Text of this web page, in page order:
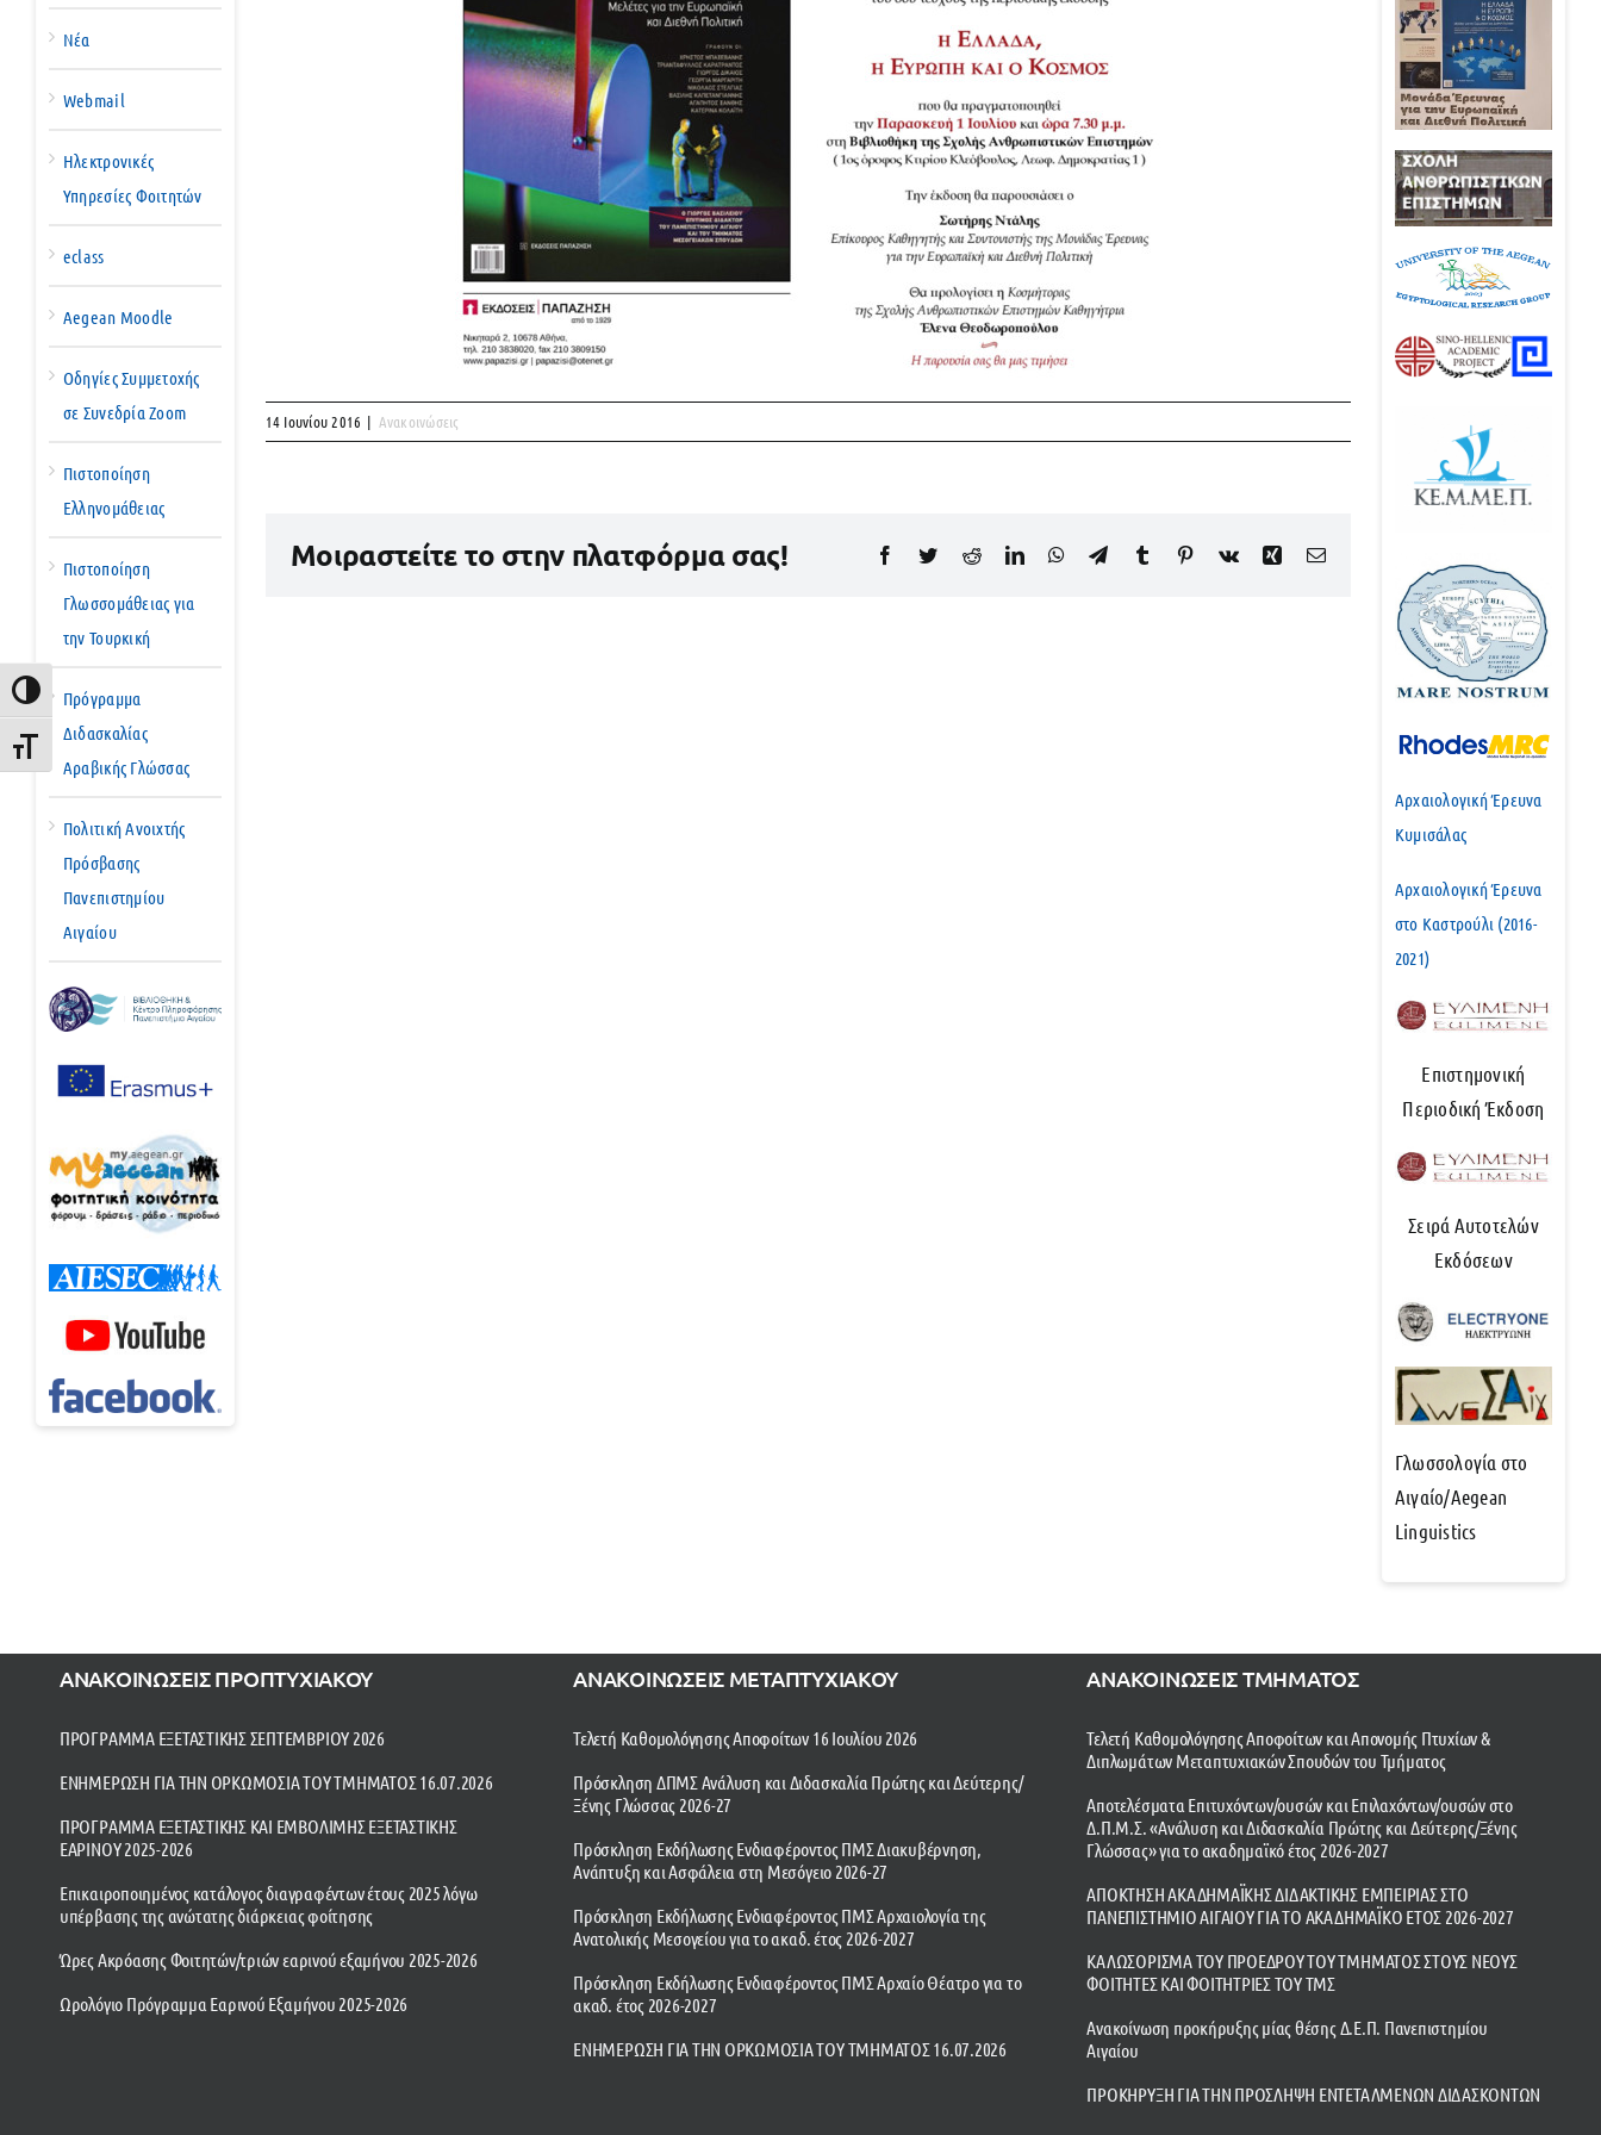
Εναλλαγή Υψηλής Αντίθεσης
Εναλλαγή Μεγέθους Γραμμάτων
14 Ιουνίου 2016 | Ανακοινώσεις
Μοιραστείτε το στην πλατφόρμα σας! Facebook
TwitterRedditLinkedInWhatsApp
TelegramTumblr Pinterest
Vk Xing Email
Νέα
Webmail
Ηλεκτρονικές
Υπηρεσίες Φοιτητών
eclass
Aegean Moodle
Οδηγίες Συμμετοχής
σε Συνεδρία Zoom
Πιστοποίηση
Ελληνομάθειας
Πιστοποίηση
Γλωσσομάθειας για
την Τουρκική
Πρόγραμμα
Διδασκαλίας
Αραβικής Γλώσσας
Πολιτική Ανοιχτής
Πρόσβασης
Πανεπιστημίου
Αιγαίου
Αρχαιολογική Έρευνα
Κυμισάλας
Αρχαιολογική Έρευνα
στο Καστρούλι (2016-
2021)
Επιστημονική
Περιοδική Έκδοση
Σειρά Αυτοτελών
Εκδόσεων
Γλωσσολογία στο
Αιγαίο/Aegean
Linguistics
ΑΝΑΚΟΙΝΩΣΕΙΣ ΠΡΟΠΤΥΧΙΑΚΟΥ
ΠΡΟΓΡΑΜΜΑ ΕΞΕΤΑΣΤΙΚΗΣ ΣΕΠΤΕΜΒΡΙΟΥ 2026
ΕΝΗΜΕΡΩΣΗ ΓΙΑ ΤΗΝ ΟΡΚΩΜΟΣΙΑ ΤΟΥ ΤΜΗΜΑΤΟΣ 16.07.2026
ΠΡΟΓΡΑΜΜΑ ΕΞΕΤΑΣΤΙΚΗΣ ΚΑΙ ΕΜΒΟΛΙΜΗΣ ΕΞΕΤΑΣΤΙΚΗΣ
ΕΑΡΙΝΟΥ 2025-2026
Επικαιροποιημένος κατάλογος διαγραφέντων έτους 2025 λόγω
υπέρβασης της ανώτατης διάρκειας φοίτησης
Ώρες Ακρόασης Φοιτητών/τριών εαρινού εξαμήνου 2025-2026
Ωρολόγιο Πρόγραμμα Εαρινού Εξαμήνου 2025-2026
ΑΝΑΚΟΙΝΩΣΕΙΣ ΜΕΤΑΠΤΥΧΙΑΚΟΥ
Τελετή Καθομολόγησης Αποφοίτων 16 Ιουλίου 2026
Πρόσκληση ΔΠΜΣ Ανάλυση και Διδασκαλία Πρώτης και Δεύτερης/
Ξένης Γλώσσας 2026-27
Πρόσκληση Εκδήλωσης Ενδιαφέροντος ΠΜΣ Διακυβέρνηση,
Ανάπτυξη και Ασφάλεια στη Μεσόγειο 2026-27
Πρόσκληση Εκδήλωσης Ενδιαφέροντος ΠΜΣ Αρχαιολογία της
Ανατολικής Μεσογείου για το ακαδ. έτος 2026-2027
Πρόσκληση Εκδήλωσης Ενδιαφέροντος ΠΜΣ Αρχαίο Θέατρο για το
ακαδ. έτος 2026-2027
ΕΝΗΜΕΡΩΣΗ ΓΙΑ ΤΗΝ ΟΡΚΩΜΟΣΙΑ ΤΟΥ ΤΜΗΜΑΤΟΣ 16.07.2026
ΑΝΑΚΟΙΝΩΣΕΙΣ ΤΜΗΜΑΤΟΣ
Τελετή Καθομολόγησης Αποφοίτων και Απονομής Πτυχίων &
Διπλωμάτων Μεταπτυχιακών Σπουδών του Τμήματος
Αποτελέσματα Επιτυχόντων/ουσών και Επιλαχόντων/ουσών στο
Δ.Π.Μ.Σ. «Ανάλυση και Διδασκαλία Πρώτης και Δεύτερης/Ξένης
Γλώσσας» για το ακαδημαϊκό έτος 2026-2027
ΑΠΟΚΤΗΣΗ ΑΚΑΔΗΜΑΪΚΗΣ ΔΙΔΑΚΤΙΚΗΣ ΕΜΠΕΙΡΙΑΣ ΣΤΟ
ΠΑΝΕΠΙΣΤΗΜΙΟ ΑΙΓΑΙΟΥ ΓΙΑ ΤΟ ΑΚΑΔΗΜΑΪΚΟ ΕΤΟΣ 2026-2027
ΚΑΛΩΣΟΡΙΣΜΑ ΤΟΥ ΠΡΟΕΔΡΟΥ ΤΟΥ ΤΜΗΜΑΤΟΣ ΣΤΟΥΣ ΝΕΟΥΣ
ΦΟΙΤΗΤΕΣ ΚΑΙ ΦΟΙΤΗΤΡΙΕΣ ΤΟΥ ΤΜΣ
Ανακοίνωση προκήρυξης μίας θέσης Δ.Ε.Π. Πανεπιστημίου
Αιγαίου
ΠΡΟΚΗΡΥΞΗ ΓΙΑ ΤΗΝ ΠΡΟΣΛΗΨΗ ΕΝΤΕΤΑΛΜΕΝΩΝ ΔΙΔΑΣΚΟΝΤΩΝ